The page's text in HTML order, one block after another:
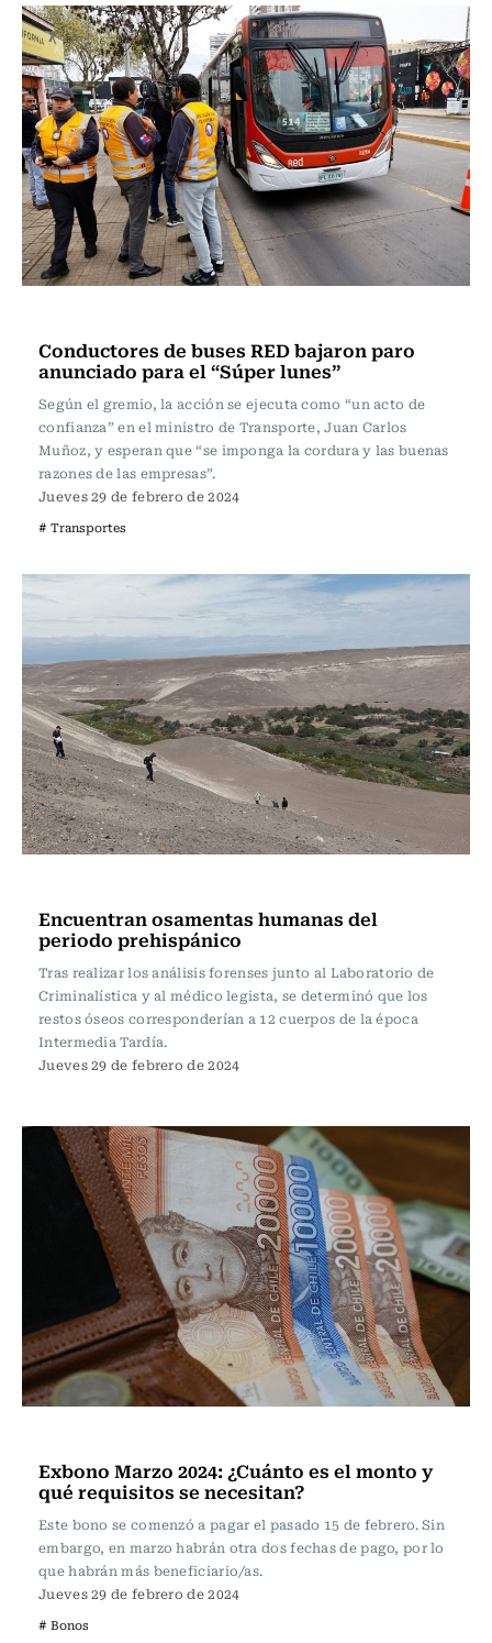
Conductores de buses RED bajaron paro
anunciado para el “Súper lunes”
Según el gremio, la acción se ejecuta como “un acto de
confianza” en el ministro de Transporte, Juan Carlos
Muñoz, y esperan que “se imponga la cordura y las buenas
razones de las empresas”.
Jueves 29 de febrero de 2024
# Transportes
Encuentran osamentas humanas del
periodo prehispánico
Tras realizar los análisis forenses junto al Laboratorio de
Criminalística y al médico legista, se determinó que los
restos óseos corresponderían a 12 cuerpos de la época
Intermedia Tardía.
Jueves 29 de febrero de 2024
Exbono Marzo 2024: ¿Cuánto es el monto y
qué requisitos se necesitan?
Este bono se comenzó a pagar el pasado 15 de febrero. Sin
embargo, en marzo habrán otra dos fechas de pago, por lo
que habrán más beneficiario/as.
Jueves 29 de febrero de 2024
# Bonos